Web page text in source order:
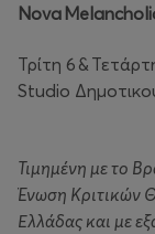
Nova
Τρίτη 6 &
Studio
Τιμημένη με το
Ένωση Κριτικών
Ελλάδας και με